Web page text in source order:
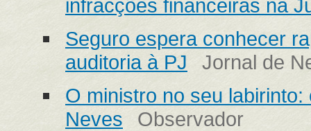
infracções financeiras na
Seguro espera conhecer
auditoria à PJ
Jornal de
O ministro no seu
Neves
Observador